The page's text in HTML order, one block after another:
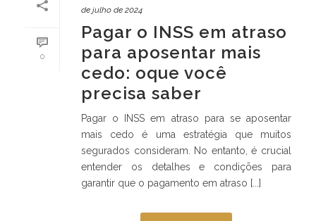
0
de julho de 2024
Pagar o INSS em atraso
para aposentar mais
cedo: oque você
precisa saber
Pagar o INSS em atraso para se aposentar
mais cedo é uma estratégia que muitos
segurados consideram. No entanto, é crucial
entender os detalhes e condições para
garantir que o pagamento em atraso [...]